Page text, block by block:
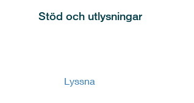
Stöd och utlysningar
Lyssna